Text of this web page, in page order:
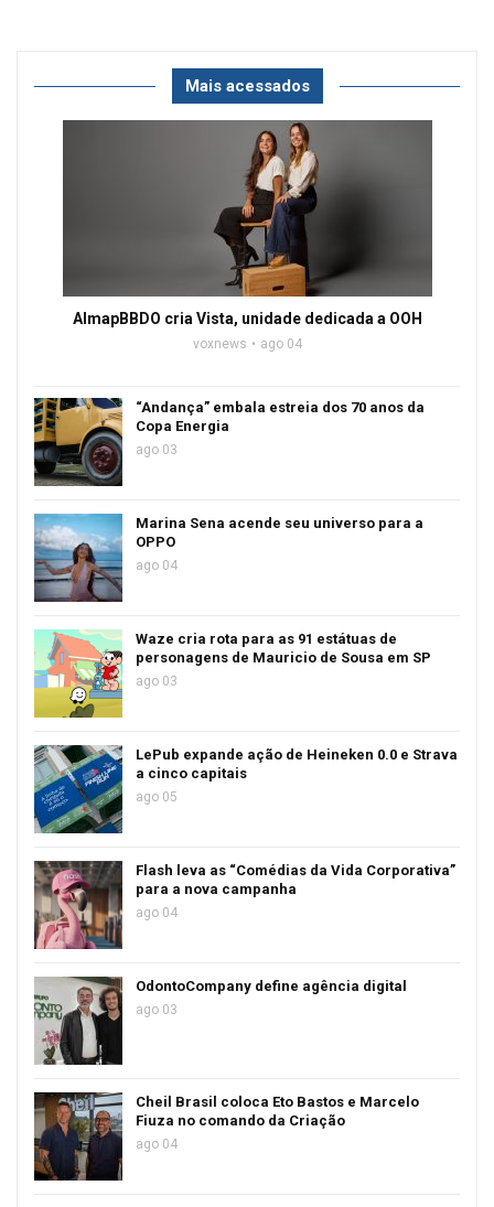
Mais acessados
AlmapBBDO cria Vista, unidade dedicada a OOH
voxnews ago 04
“Andança” embala estreia dos 70 anos da
Copa Energia
ago 03
Marina Sena acende seu universo para a
OPPO
ago 04
Waze cria rota para as 91 estátuas de
personagens de Mauricio de Sousa em SP
ago 03
LePub expande ação de Heineken 0.0 e Strava
a cinco capitais
ago 05
Flash leva as “Comédias da Vida Corporativa”
para a nova campanha
ago 04
OdontoCompany define agência digital
ago 03
Cheil Brasil coloca Eto Bastos e Marcelo
Fiuza no comando da Criação
ago 04